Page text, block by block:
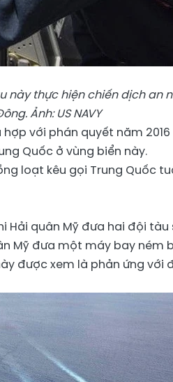
này thực hiện chiến dịch an
Ảnh: US NAVY
với phán quyết năm
Quốc ở vùng biển này.
loạt kêu gọi Trung Quốc
Hải quân Mỹ đưa hai đội tàu
Mỹ đưa một máy bay ném
được xem là phản ứng với